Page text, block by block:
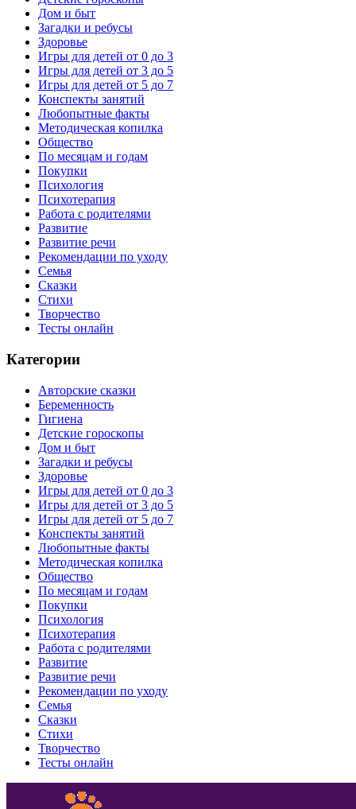
Дом и быт
Загадки и ребусы
Здоровье
Игры для детей от 0 до 3
Игры для детей от 3 до 5
Игры для детей от 5 до 7
Конспекты занятий
Любопытные факты
Методическая копилка
Общество
По месяцам и годам
Покупки
Психология
Психотерапия
Работа с родителями
Развитие
Развитие речи
Рекомендации по уходу
Семья
Сказки
Стихи
Творчество
Тесты онлайн
Категории
Авторские сказки
Беременность
Гигиена
Детские гороскопы
Дом и быт
Загадки и ребусы
Здоровье
Игры для детей от 0 до 3
Игры для детей от 3 до 5
Игры для детей от 5 до 7
Конспекты занятий
Любопытные факты
Методическая копилка
Общество
По месяцам и годам
Покупки
Психология
Психотерапия
Работа с родителями
Развитие
Развитие речи
Рекомендации по уходу
Семья
Сказки
Стихи
Творчество
Тесты онлайн